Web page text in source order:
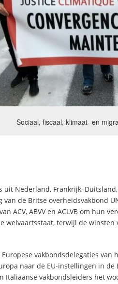
Sociaal, fiscaal, klimaat- en
uit Nederland, Frankrijk,
van de Britse overheidsvakbond
ACV, ABVV en ACLVB om
welvaartsstaat, terwijl de
vakbondsdelegaties
naar de EU-instellingen in
Italiaanse vakbondsleiders het